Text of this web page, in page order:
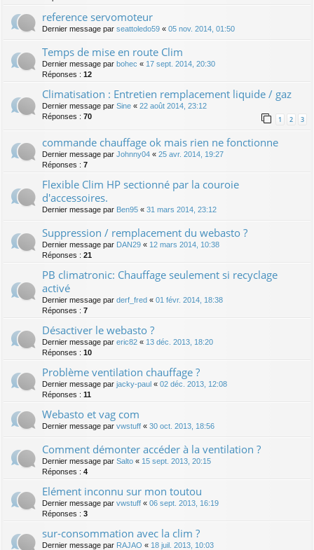
reference servomoteur
Dernier message par seattoledo59 « 05 nov. 2014, 01:50
Temps de mise en route Clim
Dernier message par bohec « 17 sept. 2014, 20:30
Réponses : 12
Climatisation : Entretien remplacement liquide / gaz
Dernier message par Sine « 22 août 2014, 23:12
Réponses : 70 1 2 3
commande chauffage ok mais rien ne fonctionne
Dernier message par Johnny04 « 25 avr. 2014, 19:27
Réponses : 7
Flexible Clim HP sectionné par la couroie
d'accessoires.
Dernier message par Ben95 « 31 mars 2014, 23:12
Suppression / remplacement du webasto ?
Dernier message par DAN29 « 12 mars 2014, 10:38
Réponses : 21
PB climatronic: Chauffage seulement si recyclage
activé
Dernier message par derf_fred « 01 févr. 2014, 18:38
Réponses : 7
Désactiver le webasto ?
Dernier message par eric82 « 13 déc. 2013, 18:20
Réponses : 10
Problème ventilation chauffage ?
Dernier message par jacky-paul « 02 déc. 2013, 12:08
Réponses : 11
Webasto et vag com
Dernier message par vwstuff « 30 oct. 2013, 18:56
Comment démonter accéder à la ventilation ?
Dernier message par Salto « 15 sept. 2013, 20:15
Réponses : 4
Elément inconnu sur mon toutou
Dernier message par vwstuff « 06 sept. 2013, 16:19
Réponses : 3
sur-consommation avec la clim ?
Dernier message par RAJAO « 18 juil. 2013, 10:03